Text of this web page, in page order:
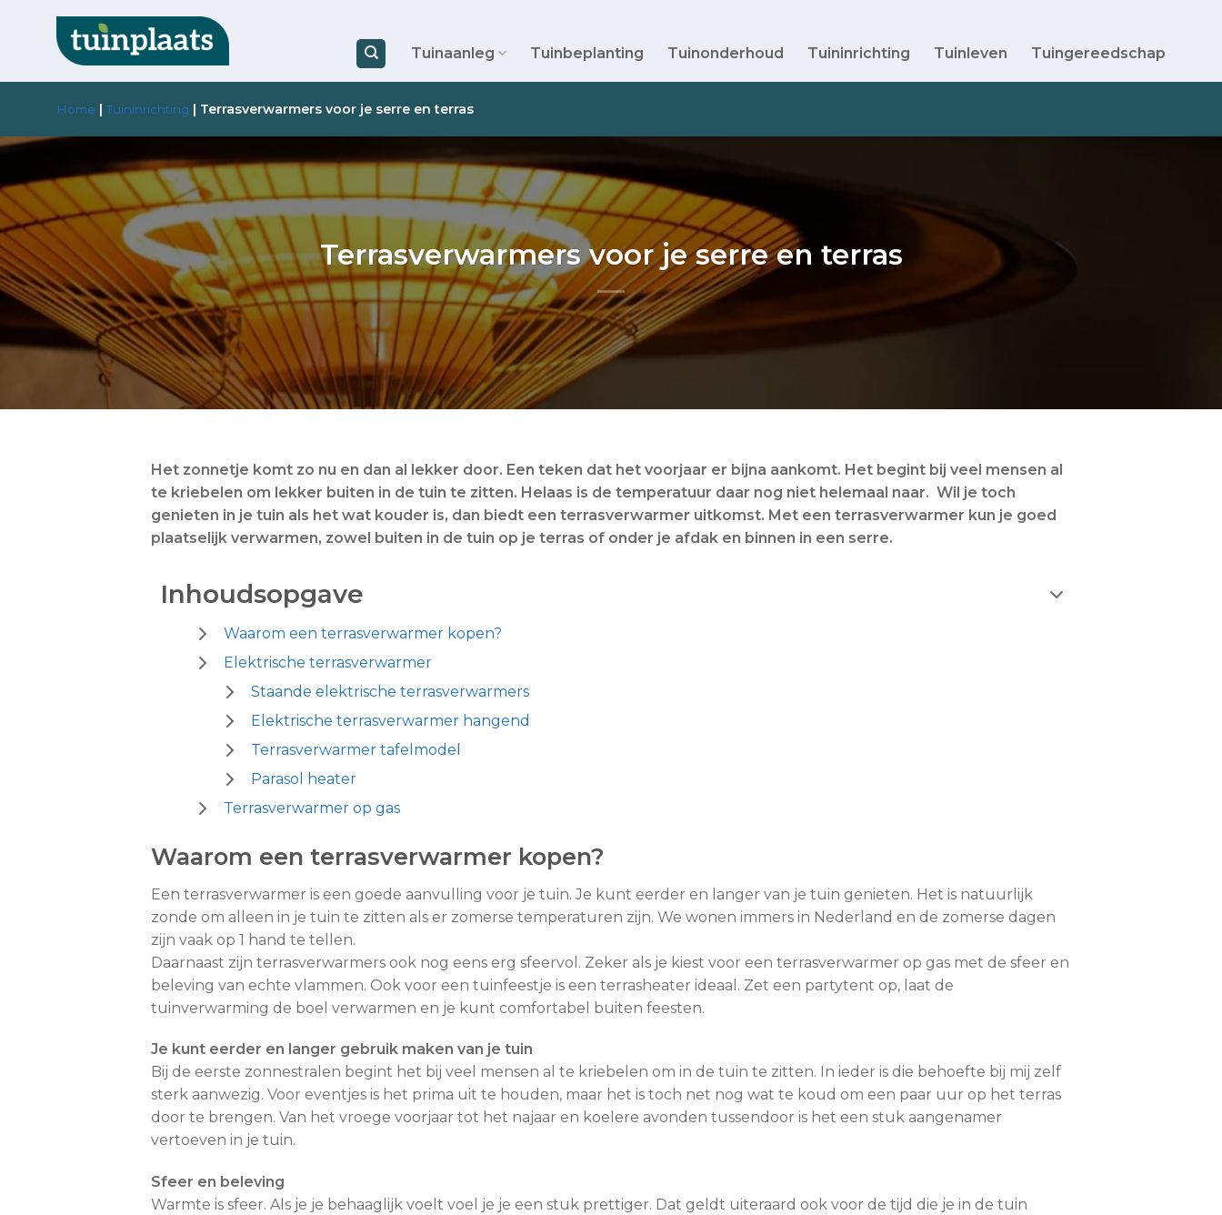
Tuinaanleg Tuinbeplanting Tuinonderhoud Tuininrichting Tuinleven Tuingereedschap
Home |Tuininrichting | Terrasverwarmers voor je serre en terras
Terrasverwarmers voor je serre en terras
Het zonnetje komt zo nu en dan al lekker door. Een teken dat het voorjaar er bijna aankomt. Het begint bij veel mensen al
te kriebelen om lekker buiten in de tuin te zitten. Helaas is de temperatuur daar nog niet helemaal naar. Wil je toch
genieten in je tuin als het wat kouder is, dan biedt een terrasverwarmer uitkomst. Met een terrasverwarmer kun je goed
plaatselijk verwarmen, zowel buiten in de tuin op je terras of onder je afdak en binnen in een serre.
Inhoudsopgave 
Waarom een terrasverwarmer kopen?
Elektrische terrasverwarmer
Staande elektrische terrasverwarmers
Elektrische terrasverwarmer hangend
Terrasverwarmer tafelmodel
Parasol heater
Terrasverwarmer op gas
Waarom een terrasverwarmer kopen?
Een terrasverwarmer is een goede aanvulling voor je tuin. Je kunt eerder en langer van je tuin genieten. Het is natuurlijk
zonde om alleen in je tuin te zitten als er zomerse temperaturen zijn. We wonen immers in Nederland en de zomerse dagen
zijn vaak op 1 hand te tellen.
Daarnaast zijn terrasverwarmers ook nog eens erg sfeervol. Zeker als je kiest voor een terrasverwarmer op gas met de sfeer en
beleving van echte vlammen. Ook voor een tuinfeestje is een terrasheater ideaal. Zet een partytent op, laat de
tuinverwarming de boel verwarmen en je kunt comfortabel buiten feesten.
Je kunt eerder en langer gebruik maken van je tuin
Bij de eerste zonnestralen begint het bij veel mensen al te kriebelen om in de tuin te zitten. In ieder is die behoefte bij mij zelf
sterk aanwezig. Voor eventjes is het prima uit te houden, maar het is toch net nog wat te koud om een paar uur op het terras
door te brengen. Van het vroege voorjaar tot het najaar en koelere avonden tussendoor is het een stuk aangenamer
vertoeven in je tuin.
Sfeer en beleving
Warmte is sfeer. Als je je behaaglijk voelt voel je je een stuk prettiger. Dat geldt uiteraard ook voor de tijd die je in de tuin